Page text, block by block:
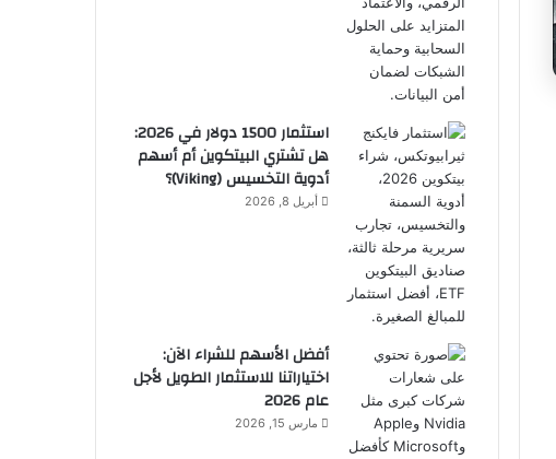
استثمار 1500 دولار في 2026:
هل تشتري البيتكوين أم أسهم
أدوية التخسيس (Viking)؟
أبريل 8, 2026
أفضل الأسهم للشراء الآن:
اختياراتنا للاستثمار الطويل لأجل
عام 2026
مارس 15, 2026